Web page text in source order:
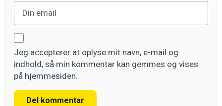
Jeg accepterer at oplyse mit navn, e-mail og
indhold, så min kommentar kan gemmes og vises
på hjemmesiden.
Del kommentar